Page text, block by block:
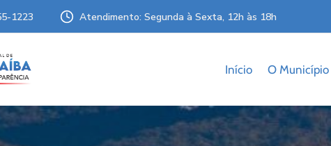
1223 Atendimento: Segunda à Sexta, 12h às 18h
Início O Município